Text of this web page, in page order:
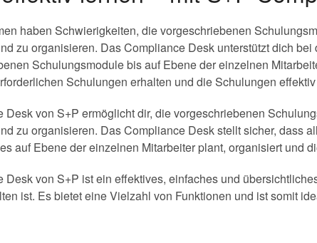
haben Schwierigkeiten, die vorgeschriebenen
zu organisieren. Das Compliance Desk unterstützt dich
Schulungsmodule bis auf Ebene der einzelnen
Schulungen erhalten und die Schulungen
Desk von S+P ermöglicht dir, die vorgeschriebenen
zu organisieren. Das Compliance Desk stellt sicher, dass
auf Ebene der einzelnen Mitarbeiter plant, organisiert und
Desk von S+P ist ein effektives, einfaches und
ist. Es bietet eine Vielzahl von Funktionen und ist somit